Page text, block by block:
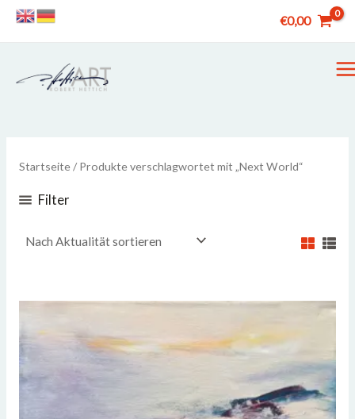
Zum
€0,00
Startseite/ Produkte verschlagwortet mit „Next World“
Filter